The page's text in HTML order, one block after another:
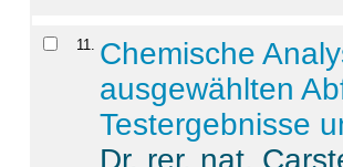
11
Chemische
ausgewählten
Testergebnisse
Dr. rer. nat.